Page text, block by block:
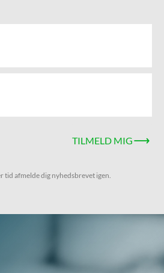
TILMELD MIG
tid afmelde dig nyhedsbrevet igen.